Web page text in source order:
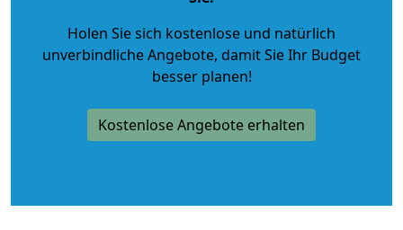
Holen Sie sich kostenlose und natürlich
unverbindliche Angebote, damit Sie Ihr Budget
besser planen!
Kostenlose Angebote erhalten